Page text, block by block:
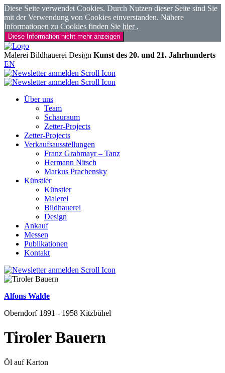
Diese Seite verwendet Cookies. Durch Nutzen dieser Seite sind Sie
mit der Verwendung von Cookies einverstanden. Nähere
Informationen zu Cookies finden Sie hier .
Diese Information nicht mehr anzeigen
Malerei Bildhauerei Design Kunst des 20. und 21. Jahrhunderts
EN
Über uns
Team
Schauraum
Zetter-Projects
Zetter-Projects
Verkaufsausstellungen
Franz Grabmayr – Tanz
Hermann Nitsch
Markus Prachensky
Künstler
Künstler
Malerei
Bildhauerei
Design
Ankauf
Messen
Publikationen
Kontakt
Alfons Walde
Oberndorf 1891 - 1958 Kitzbühel
Tiroler Bauern
Öl auf Karton